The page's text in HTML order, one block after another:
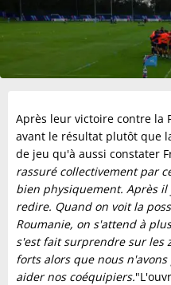
Après leur victoire contre la
avant le résultat plutôt que
de jeu qu'à aussi constater
rassuré collectivement par
bien physiquement. Après il
redire. Quand on voit la
Roumanie, on s'attend à
s'est fait surprendre sur les
forts alors que nous
aider nos coéquipiers.